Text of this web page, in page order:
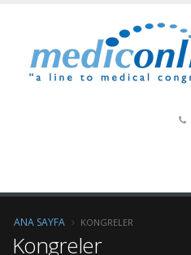
ANA SAYFA KONGRELER
Kongreler